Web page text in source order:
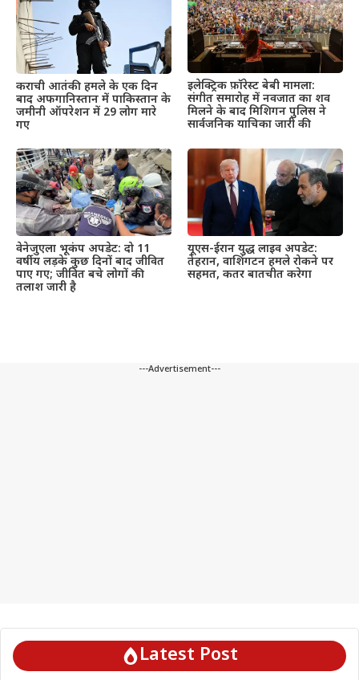
कराची आतंकी हमले के एक दिन
बाद अफगानिस्तान में पाकिस्तान के
जमीनी ऑपरेशन में 29 लोग मारे
गए
इलेक्ट्रिक फ़ॉरेस्ट बेबी मामला:
संगीत समारोह में नवजात का शव
मिलने के बाद मिशिगन पुलिस ने
सार्वजनिक याचिका जारी की
वेनेजुएला भूकंप अपडेट: दो 11
वर्षीय लड़के कुछ दिनों बाद जीवित
पाए गए; जीवित बचे लोगों की
तलाश जारी है
यूएस-ईरान युद्ध लाइव अपडेट:
तेहरान, वाशिंगटन हमले रोकने पर
सहमत, कतर बातचीत करेगा
---Advertisement---
Latest Post